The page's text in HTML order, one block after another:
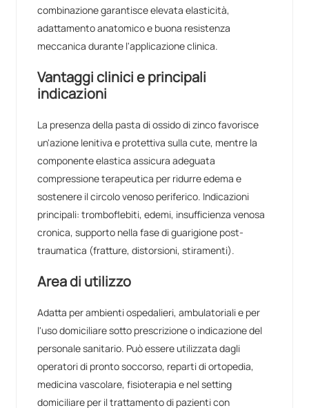
combinazione garantisce elevata elasticità,
adattamento anatomico e buona resistenza
meccanica durante l'applicazione clinica.
Vantaggi clinici e principali
indicazioni
La presenza della pasta di ossido di zinco favorisce
un'azione lenitiva e protettiva sulla cute, mentre la
componente elastica assicura adeguata
compressione terapeutica per ridurre edema e
sostenere il circolo venoso periferico. Indicazioni
principali: tromboflebiti, edemi, insufficienza venosa
cronica, supporto nella fase di guarigione post-
traumatica (fratture, distorsioni, stiramenti).
Area di utilizzo
Adatta per ambienti ospedalieri, ambulatoriali e per
l'uso domiciliare sotto prescrizione o indicazione del
personale sanitario. Può essere utilizzata dagli
operatori di pronto soccorso, reparti di ortopedia,
medicina vascolare, fisioterapia e nel setting
domiciliare per il trattamento di pazienti con